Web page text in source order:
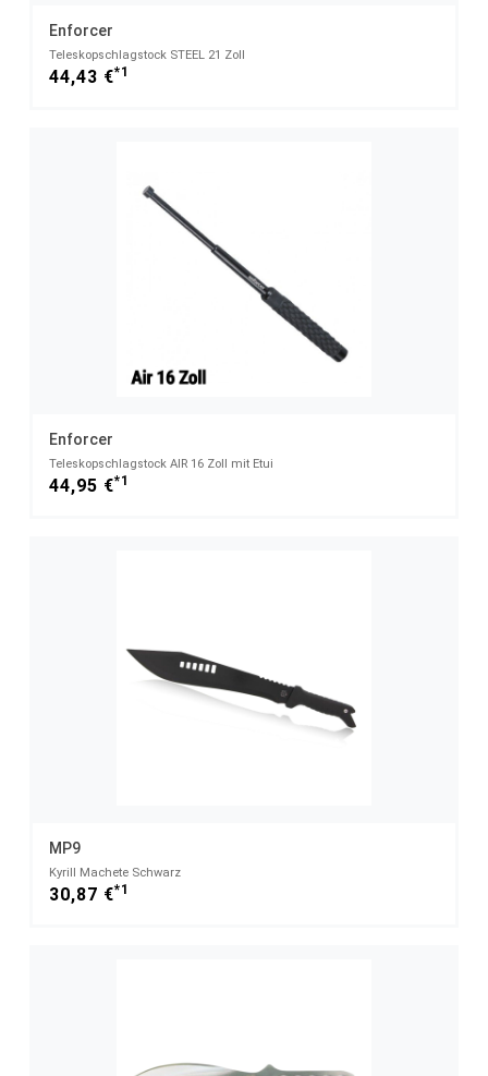
Enforcer
Teleskopschlagstock STEEL 21 Zoll
44,43 €*1
Enforcer
Teleskopschlagstock AIR 16 Zoll mit Etui
44,95 €*1
MP9
Kyrill Machete Schwarz
30,87 €*1